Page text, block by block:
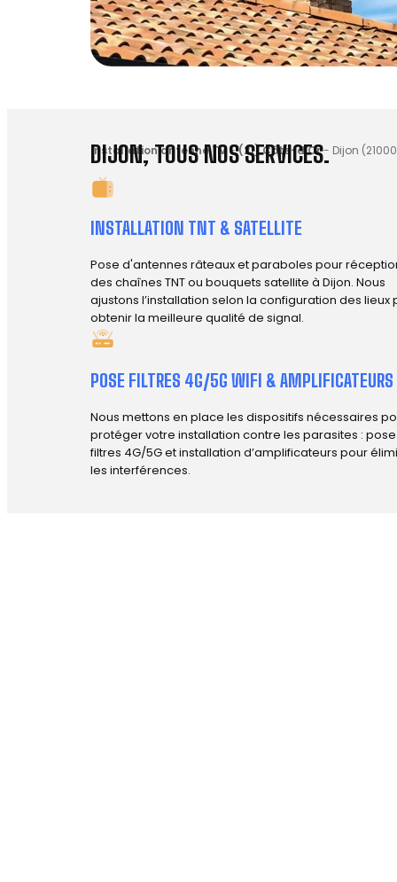
Installation antenne TV-(21) Côte-d'Or- Dijon
DIJON, TOUS NOS SERVICES.
INSTALLATION TNT & SATELLITE
Pose d'antennes râteaux et paraboles pour
des chaînes TNT ou bouquets satellite à Dijon. Nous
ajustons l’installation selon la configuration des lieux
obtenir la meilleure qualité de signal.
POSE FILTRES 4G/5G WIFI & AMPLIFICATEURS
Nous mettons en place les dispositifs nécessaires
protéger votre installation contre les parasites :
filtres 4G/5G et installation d’amplificateurs pour
les interférences.